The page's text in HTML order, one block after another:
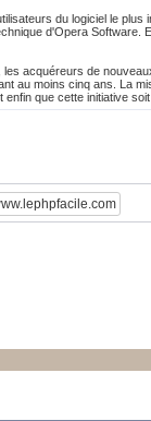
du logiciel le
d'Opera
acquéreurs de
au moins cinq ans. La
que cette initiative